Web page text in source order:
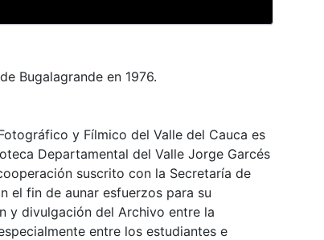
Bugalagrande en 1976.
y Fílmico del Valle del Cauca es
Departamental del Valle Jorge Garcés
suscrito con la Secretaría de
el fin de aunar esfuerzos para su
y divulgación del Archivo entre la
entre los estudiantes e